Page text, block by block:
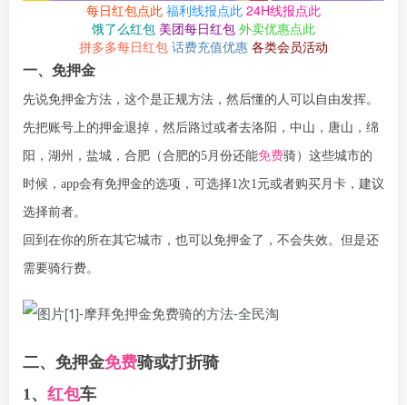
每日红包点此 福利线报点此 24H线报点此
饿了么红包 美团每日红包 外卖优惠点此
拼多多每日红包 话费充值优惠 各类会员活动
一、免押金
先说免押金方法，这个是正规方法，然后懂的人可以自由发挥。
先把账号上的押金退掉，然后路过或者去洛阳，中山，唐山，绵
阳，湖州，盐城，合肥（合肥的5月份还能免费骑）这些城市的
时候，app会有免押金的选项，可选择1次1元或者购买月卡，建议
选择前者。
回到在你的所在其它城市，也可以免押金了，不会失效。但是还
需要骑行费。
二、免押金免费骑或打折骑
1、 红包车